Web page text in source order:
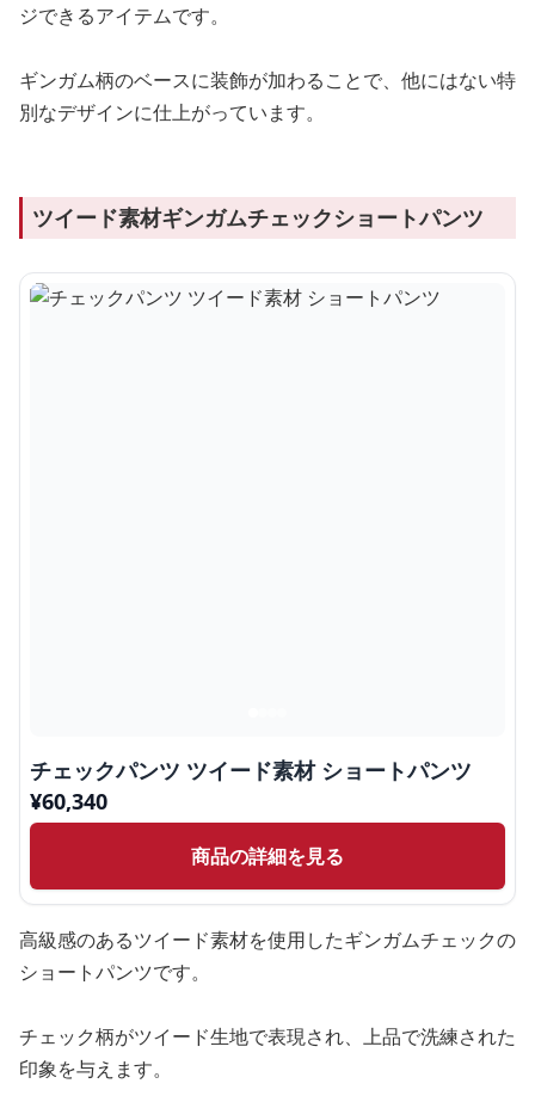
ジできるアイテムです。
ギンガム柄のベースに装飾が加わることで、他にはない特
別なデザインに仕上がっています。
ツイード素材ギンガムチェックショートパンツ
チェックパンツ ツイード素材 ショートパンツ
¥60,340
商品の詳細を見る
高級感のあるツイード素材を使用したギンガムチェックの
ショートパンツです。
チェック柄がツイード生地で表現され、上品で洗練された
印象を与えます。